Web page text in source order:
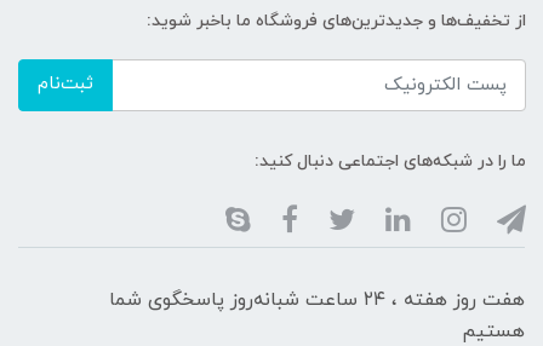
از تخفیف‌ها و جدیدترین‌های فروشگاه ما باخبر شوید:
ثبت‌نام
ما را در شبکه‌های اجتماعی دنبال کنید:
هفت روز هفته ، ۲۴ ساعت شبانه‌روز پاسخگوی شما
هستیم